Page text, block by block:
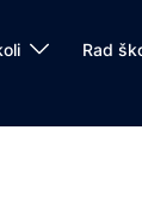
Rad